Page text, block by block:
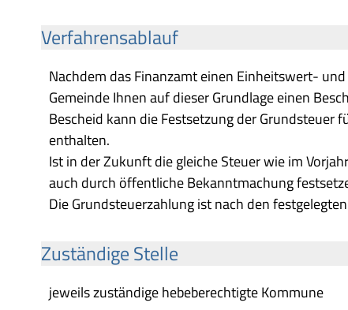
Verfahrensablauf
Nachdem das Finanzamt einen Einheitswert-
Gemeinde Ihnen auf dieser Grundlage einen
Bescheid kann die Festsetzung der Grundsteuer
enthalten.
Ist in der Zukunft die gleiche Steuer wie im
auch durch öffentliche Bekanntmachung
Die Grundsteuerzahlung ist nach den
Zuständige Stelle
jeweils zuständige hebeberechtigte Kommune